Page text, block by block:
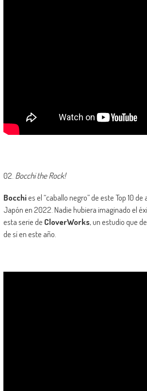
02. Bocchi the Rock!
Bocchies el “caballo negro” de este Top 10
Japón en 2022. Nadie hubiera imaginado el
esta serie de CloverWorks, un estudio que
de sí en este año.